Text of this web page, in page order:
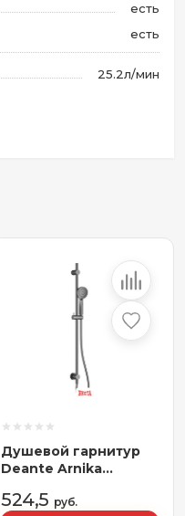
есть
есть
25.2л/мин
Душевой гарнитур
Deante Arnika
524,5 руб.